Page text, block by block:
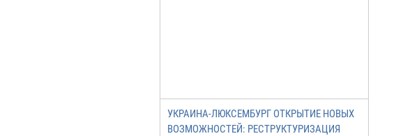
УКРАИНА-ЛЮКСЕМБУРГ ОТКРЫТИЕ НОВЫХ
ВОЗМОЖНОСТЕЙ: РЕСТРУКТУРИЗАЦИЯ